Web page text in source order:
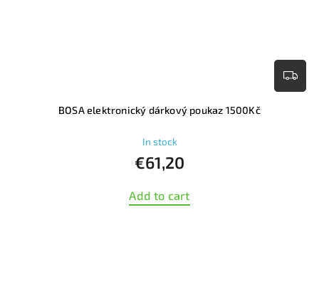
BOSA elektronický dárkový poukaz 1500Kč
In stock
€61,20
Add to cart